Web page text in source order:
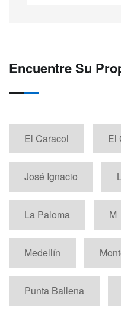
Encuentre Su
El Caracol El
José Ignacio
La Paloma M
Medellín
Punta Ballena